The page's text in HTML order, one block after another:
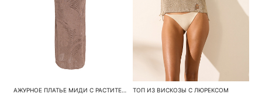
АЖУРНОЕ ПЛАТЬЕ МИДИ С РАСТИТЕЛЬНЫМ ОРНАМЕНТОМ ТОП ИЗ ВИСКОЗЫ С ЛЮРЕКСОМ